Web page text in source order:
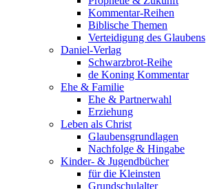
Kommentar-Reihen
Biblische Themen
Verteidigung des Glaubens
Daniel-Verlag
Schwarzbrot-Reihe
de Koning Kommentar
Ehe & Familie
Ehe & Partnerwahl
Erziehung
Leben als Christ
Glaubensgrundlagen
Nachfolge & Hingabe
Kinder- & Jugendbücher
für die Kleinsten
Grundschulalter